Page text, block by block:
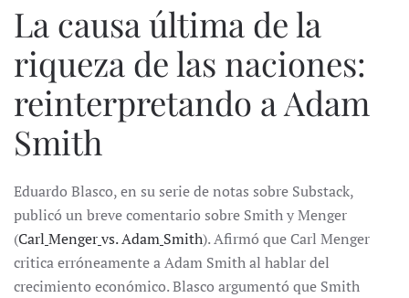
La causa última de la
riqueza de las naciones:
reinterpretando a Adam
Smith
Eduardo Blasco, en su serie de notas sobre Substack,
publicó un breve comentario sobre Smith y Menger
(Carl Mengervs. Adam Smith). Afirmó que Carl Menger
critica erróneamente a Adam Smith al hablar del
crecimiento económico. Blasco argumentó que Smith